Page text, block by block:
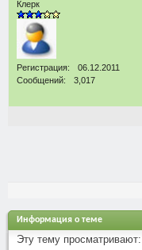
Клерк
Регистрация
06.12.2011
Сообщений
3,017
Информация о теме
Эту тему просматривают: